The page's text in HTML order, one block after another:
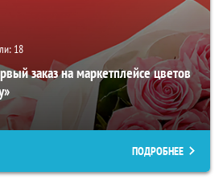
18
заказ на маркетплейсе цветов
ПОДРОБНЕЕ